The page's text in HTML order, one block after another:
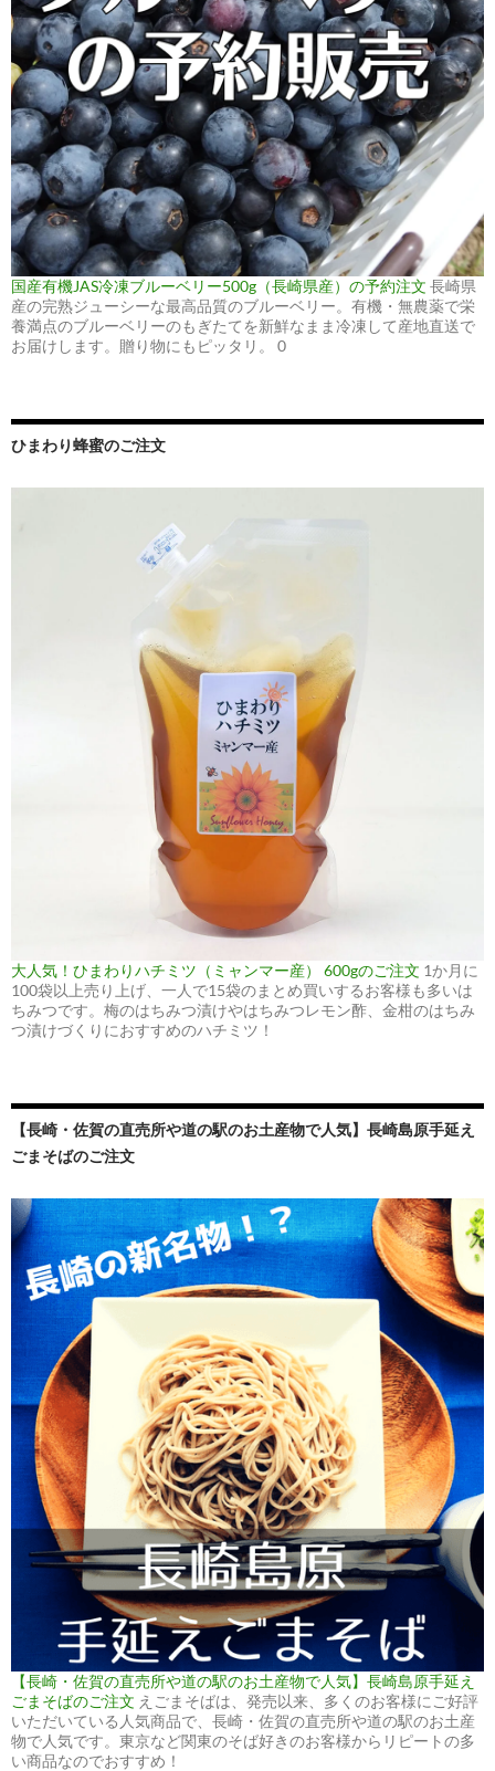
国産有機JAS冷凍ブルーベリー500g（長崎県産）の予約注文 長崎県
産の完熟ジューシーな最高品質のブルーベリー。有機・無農薬で栄
養満点のブルーベリーのもぎたてを新鮮なまま冷凍して産地直送で
お届けします。贈り物にもピッタリ。 0
ひまわり蜂蜜のご注文
大人気！ひまわりハチミツ（ミャンマー産） 600gのご注文 1か月に
100袋以上売り上げ、一人で15袋のまとめ買いするお客様も多いは
ちみつです。梅のはちみつ漬けやはちみつレモン酢、金柑のはちみ
つ漬けづくりにおすすめのハチミツ！
【長崎・佐賀の直売所や道の駅のお土産物で人気】長崎島原手延え
ごまそばのご注文
【長崎・佐賀の直売所や道の駅のお土産物で人気】長崎島原手延え
ごまそばのご注文 えごまそばは、発売以来、多くのお客様にご好評
いただいている人気商品で、長崎・佐賀の直売所や道の駅のお土産
物で人気です。東京など関東のそば好きのお客様からリピートの多
い商品なのでおすすめ！